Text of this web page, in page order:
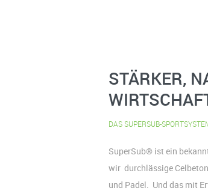
STÄRKER,
DAS SUPERSUB-
SuperSub® ist ein
wir durchlässige
und Padel. Und das mit